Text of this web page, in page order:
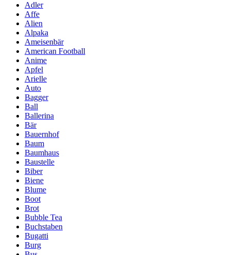
Adler
Affe
Alien
Alpaka
Ameisenbär
American Football
Anime
Apfel
Arielle
Auto
Bagger
Ball
Ballerina
Bär
Bauernhof
Baum
Baumhaus
Baustelle
Biber
Biene
Blume
Boot
Brot
Bubble Tea
Buchstaben
Bugatti
Burg